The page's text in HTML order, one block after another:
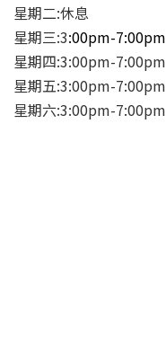
星期二:休息
星期三:3:00pm-7:00pm
星期四:3:00pm-7:00pm
星期五:3:00pm-7:00pm
星期六:3:00pm-7:00pm